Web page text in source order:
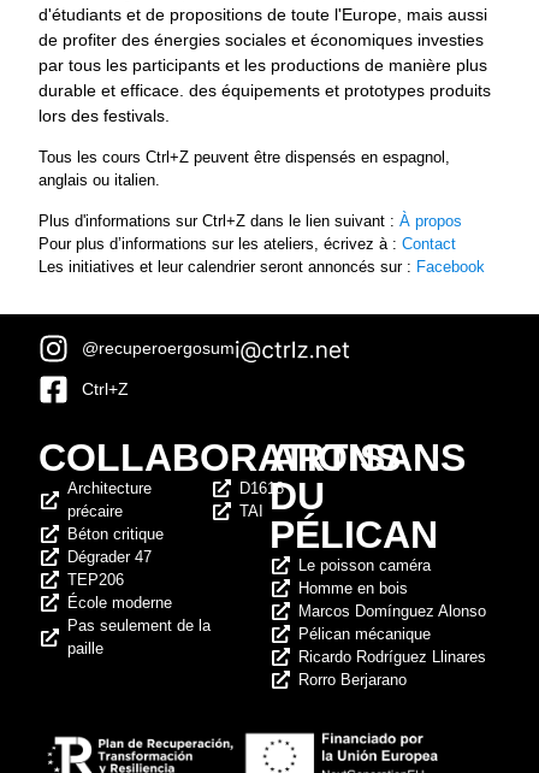
d'étudiants et de propositions de toute l'Europe, mais aussi
de profiter des énergies sociales et économiques investies
par tous les participants et les productions de manière plus
durable et efficace. des équipements et prototypes produits
lors des festivals.
Tous les cours Ctrl+Z peuvent être dispensés en espagnol,
anglais ou italien.
Plus d'informations sur Ctrl+Z dans le lien suivant : À propos
Pour plus d’informations sur les ateliers, écrivez à : Contact
Les initiatives et leur calendrier seront annoncés sur : Facebook
@recuperoergosum
Ctrl+Z
COLLABORATIONS
Architecture
précaire
Béton critique
Dégrader 47
TEP206
École moderne
Pas seulement de la
paille
D1618
TAI
ARTISANS
DU
PÉLICAN
Le poisson caméra
Homme en bois
Marcos Domínguez Alonso
Pélican mécanique
Ricardo Rodríguez Llinares
Rorro Berjarano